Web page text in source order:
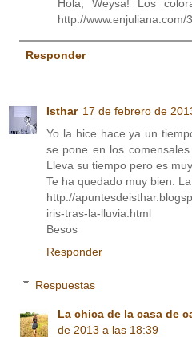
Hola, Weysa! Los
http://
Responder
Isthar 17 de febrero de
Yo la hice hace ya un
se pone en los
Lleva su tiempo pero es
Te ha quedado muy bien.
http://
iris-tras-la-lluvia.html
Besos
Responder
Respuestas
La chica de la casa de
de 2013 a las 18:39